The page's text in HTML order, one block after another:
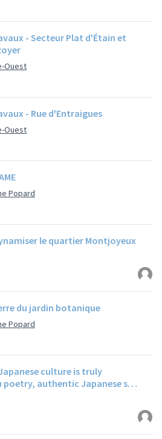
- Secteur Plat d'Étain et
Ouest
- Rue d'Entraigues
Ouest
Popard
le quartier Montjoyeux
du jardin botanique
Popard
culture is truly
poetry, authentic Japanese s…